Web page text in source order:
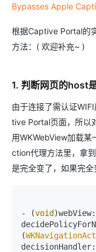
Bypasses Apple
根据Captive Portal的
方法：( 欢迎补充~ )
1. 判断网页的host
由于连接了需认证
tive Portal页面，所以
用WKWebView加载
ction代理方法里，拿
是完全变了，如果完全
- (void
(